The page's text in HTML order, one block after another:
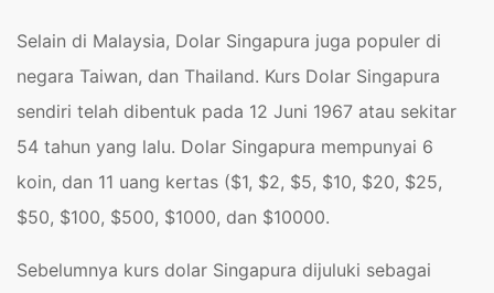
Selain di Malaysia, Dolar Singapura juga populer di
negara Taiwan, dan Thailand. Kurs Dolar Singapura
sendiri telah dibentuk pada 12 Juni 1967 atau sekitar
54 tahun yang lalu. Dolar Singapura mempunyai 6
koin, dan 11 uang kertas ($1, $2, $5, $10, $20, $25,
$50, $100, $500, $1000, dan $10000.
Sebelumnya kurs dolar Singapura dijuluki sebagai